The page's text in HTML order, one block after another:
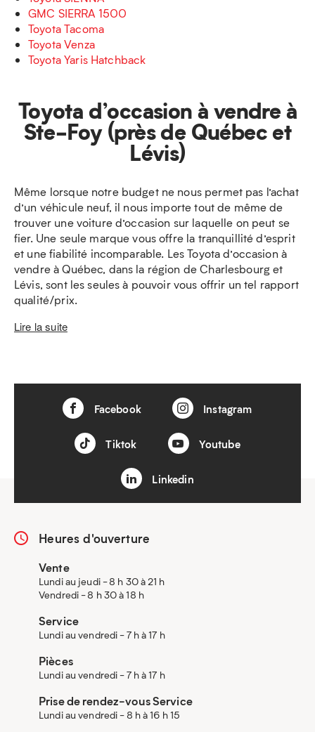
GMC SIERRA 1500
Toyota Tacoma
Toyota Venza
Toyota Yaris Hatchback
Toyota d’occasion à vendre à
Ste-Foy (près de Québec et
Lévis)
Même lorsque notre budget ne nous permet pas l’achat
d’un véhicule neuf, il nous importe tout de même de
trouver une voiture d’occasion sur laquelle on peut se
fier. Une seule marque vous offre la tranquillité d’esprit
et une fiabilité incomparable. Les Toyota d’occasion à
vendre à Québec, dans la région de Charlesbourg et
Lévis, sont les seules à pouvoir vous offrir un tel rapport
qualité/prix.
Lire la suite
Facebook Instagram
Tiktok Youtube
Linkedin
Heures d'ouverture
Vente
Lundi au jeudi - 8 h 30 à 21 h
Vendredi - 8 h 30 à 18 h
Service
Lundi au vendredi - 7 h à 17 h
Pièces
Lundi au vendredi - 7 h à 17 h
Prise de rendez-vous Service
Lundi au vendredi - 8 h à 16 h 15